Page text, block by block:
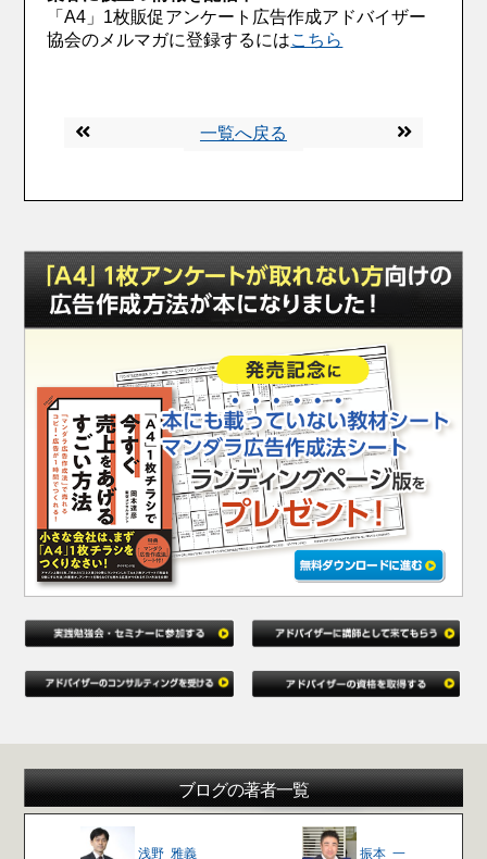
「A4」1枚販促アンケート広告作成アドバイザー
協会のメルマガに登録するにはこちら
一覧へ戻る
ブログの著者一覧
浅野 雅義 振本 一